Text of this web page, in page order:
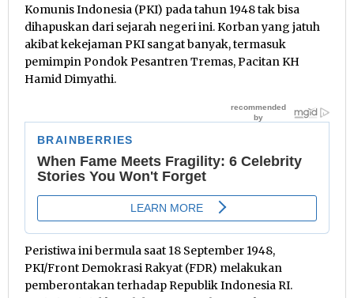
Komunis Indonesia (PKI) pada tahun 1948 tak bisa
dihapuskan dari sejarah negeri ini. Korban yang jatuh
akibat kekejaman PKI sangat banyak, termasuk
pemimpin Pondok Pesantren Tremas, Pacitan KH
Hamid Dimyathi.
Peristiwa ini bermula saat 18 September 1948,
PKI/Front Demokrasi Rakyat (FDR) melakukan
pemberontakan terhadap Republik Indonesia RI.